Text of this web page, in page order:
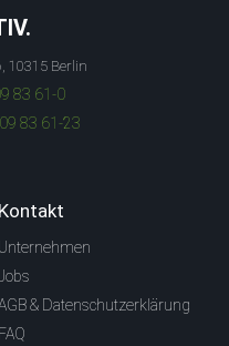
10315 Berlin
83 61-0
83 61-23
Kontakt
Unternehmen
& Datenschutzerklärung
FAQ